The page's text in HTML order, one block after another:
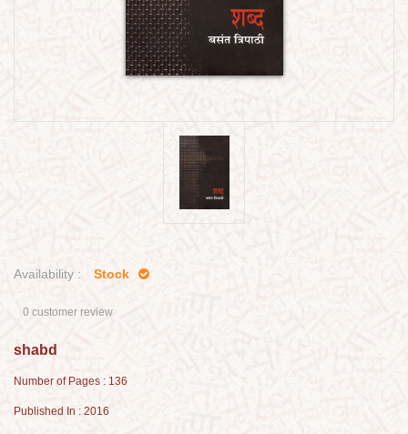
Availability : Stock
0 customer review
shabd
Number of Pages : 136
Published In : 2016